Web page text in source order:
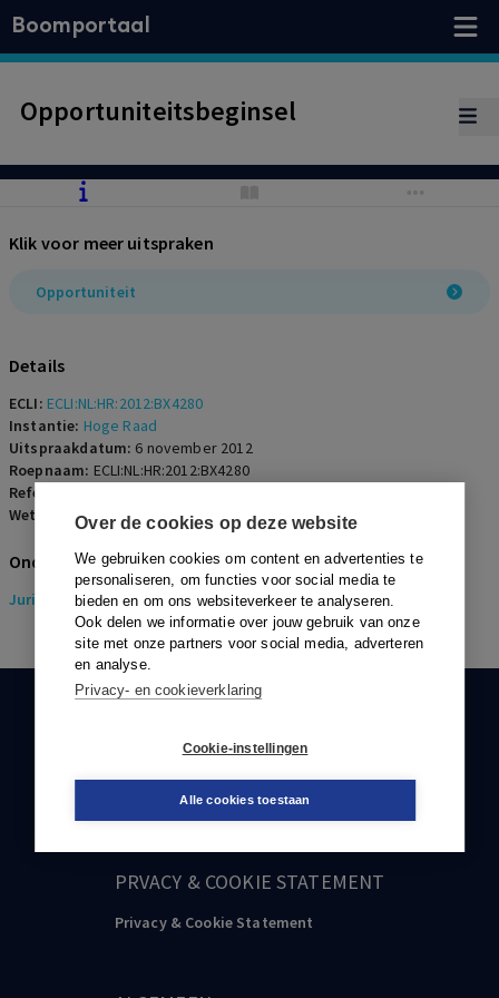
Over de cookies op deze website
We gebruiken cookies om content en advertenties te
personaliseren, om functies voor social media te
bieden en om ons websiteverkeer te analyseren.
Ook delen we informatie over jouw gebruik van onze
site met onze partners voor social media, adverteren
en analyse.
Privacy- en cookieverklaring
Cookie-instellingen
Alle cookies toestaan
Boomportaal
Opportuniteitsbeginsel
Klik voor meer uitspraken
Opportuniteit
Details
ECLI: ECLI:NL:HR:2012:BX4280
Instantie: Hoge Raad
Uitspraakdatum: 6 november 2012
Roepnaam: ECLI:NL:HR:2012:BX4280
Referentienummer:
Wetsartikelen: 167 Sv
Onderwerpen
Juridisch> Strafrecht
088-0301000
klantenservice@boom.nl
PRVACY & COOKIE STATEMENT
Privacy & Cookie Statement